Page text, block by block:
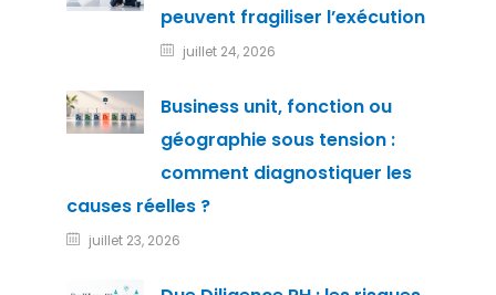
peuvent fragiliser l’exécution
juillet 24, 2026
Business unit, fonction ou
géographie sous tension :
comment diagnostiquer les
causes réelles ?
juillet 23, 2026